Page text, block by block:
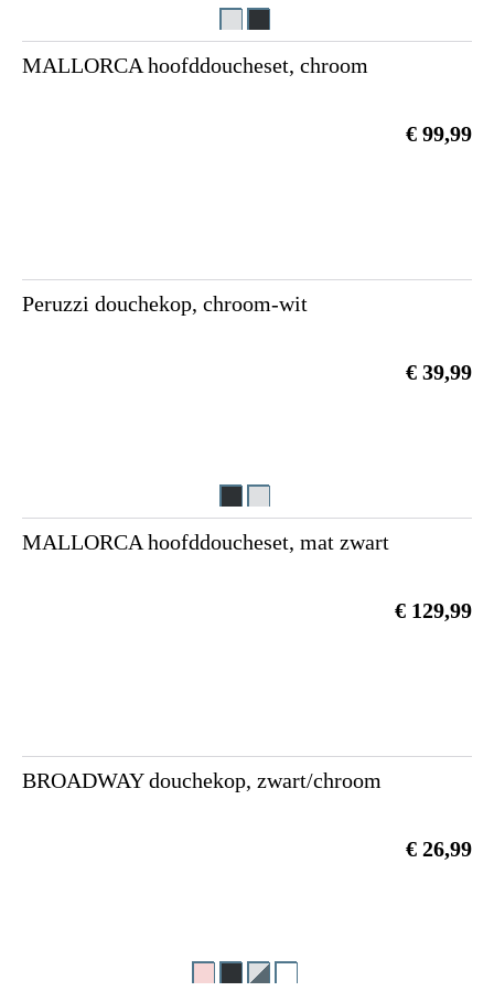
MALLORCA hoofddoucheset, chroom
€ 99,99
Peruzzi douchekop, chroom-wit
€ 39,99
MALLORCA hoofddoucheset, mat zwart
€ 129,99
BROADWAY douchekop, zwart/chroom
€ 26,99